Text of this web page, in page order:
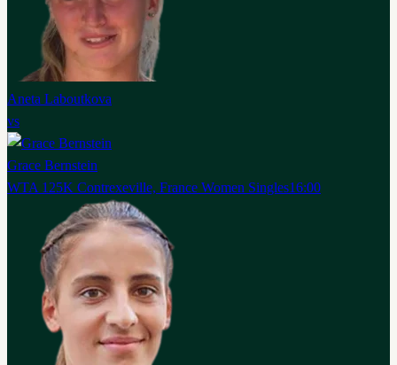
Aneta Laboutkova
vs
Grace Bernstein
WTA 125K Contrexeville, France Women Singles16:00